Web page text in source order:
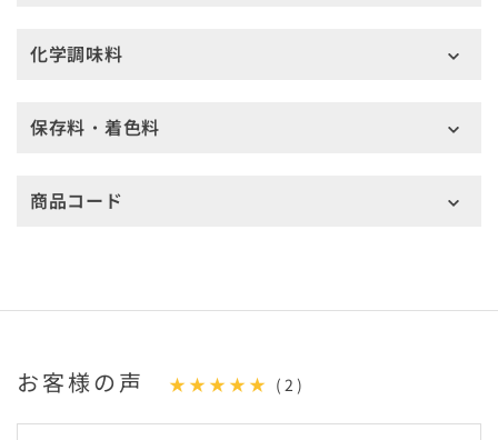
化学調味料
保存料・着色料
商品コード
お客様の声 ★★★★★ (2)